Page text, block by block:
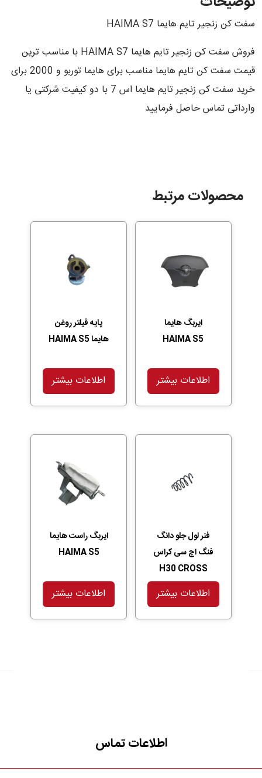
سفت کن زنجیر تایم هایما HAIMA S7
فروش سفت کن زنجیر تایم هایما HAIMA S7 با مناسب ترین
قیمت سفت کن تایم هایما مناسب برای هایما توربو و 2000 برای
خرید سفت کن زنجیر تایم هایما اس 7 با دو کیفیت شرکتی یا
وارداتی تماس حاصل فرمایید
محصولات مرتبط
ایربگ هایما
HAIMA S5
اطلاعات بیشتر
پایه فیلتر روغن
هایما HAIMA S5
اطلاعات بیشتر
فنر لول جلو دانگ
فنگ اچ سی کراس
H30 CROSS
اطلاعات بیشتر
ایربگ راست هایما
HAIMA S5
اطلاعات بیشتر
اطلاعات تماس